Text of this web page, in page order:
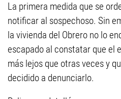
La primera medida que se
notificar al sospechoso. Sin
la vivienda del Obrero no lo
escapado al constatar que el
más lejos que otras veces y
decidido a denunciarlo.